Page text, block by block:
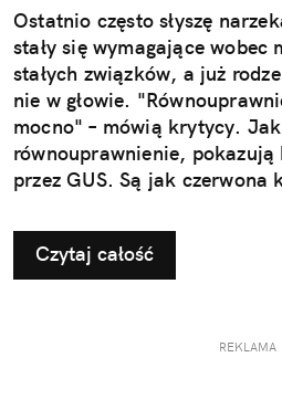
Ostatnio często słyszę
stały się wymagające wobec
stałych związków, a już
nie w głowie.
mocno" – mówią krytycy.
równouprawnienie,
przez GUS. Są jak
Czytaj całość
REKLAMA